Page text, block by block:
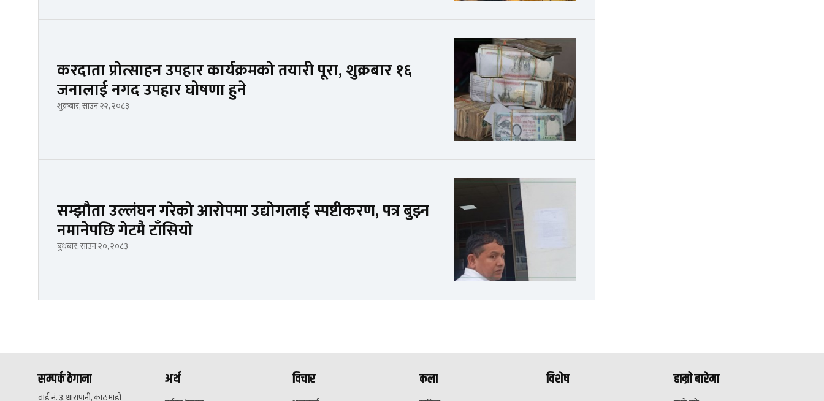
करदाता प्रोत्साहन उपहार कार्यक्रमको तयारी पूरा, शुक्रबार १६
जनालाई नगद उपहार घोषणा हुने
शुक्रबार, साउन २२, २०८३
सम्झौता उल्लंघन गरेको आरोपमा उद्योगलाई स्पष्टीकरण, पत्र बुझ्न
नमानेपछि गेटमै टाँसियो
बुधबार, साउन २०, २०८३
सम्पर्क ठेगाना
वार्ड नं. ३, धारापानी, काठमाडौं
अर्थ विचार कला विशेष हाम्रो बारेमा